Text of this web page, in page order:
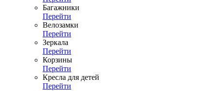
Багажники
Перейти
Велозамки
Перейти
Зеркала
Перейти
Корзины
Перейти
Кресла для детей
Перейти